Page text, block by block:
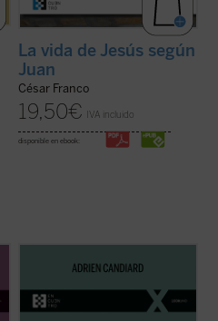
La vida de Jesús según
Juan
César Franco
19,50€ IVA incluido
disponible en ebook:
joven dominico francés residente en Egipto,
conocimiento de la libertad cristiana, un
camino de alianza y amistad con Cristo, y